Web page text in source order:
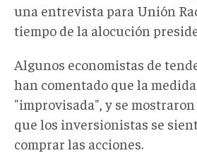
una entrevista para Unión
tiempo de la alocución
Algunos economistas de
han comentado que la
"improvisada", y se
que los inversionistas se
comprar las acciones.